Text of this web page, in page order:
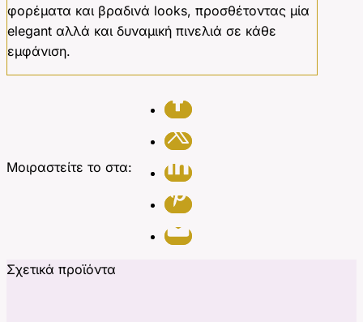
φορέματα και βραδινά looks, προσθέτοντας μία
elegant αλλά και δυναμική πινελιά σε κάθε
εμφάνιση.
Μοιραστείτε το στα:
Σχετικά προϊόντα